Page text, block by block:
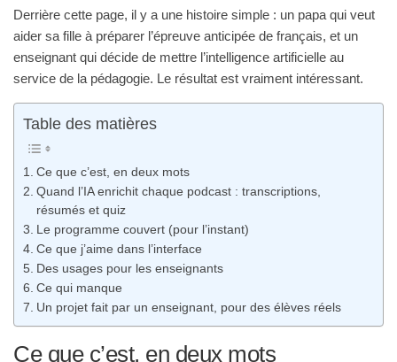
Derrière cette page, il y a une histoire simple : un papa qui veut
aider sa fille à préparer l’épreuve anticipée de français, et un
enseignant qui décide de mettre l’intelligence artificielle au
service de la pédagogie. Le résultat est vraiment intéressant.
Table des matières
Ce que c’est, en deux mots
Quand l’IA enrichit chaque podcast : transcriptions,
résumés et quiz
Le programme couvert (pour l’instant)
Ce que j’aime dans l’interface
Des usages pour les enseignants
Ce qui manque
Un projet fait par un enseignant, pour des élèves réels
Ce que c’est, en deux mots